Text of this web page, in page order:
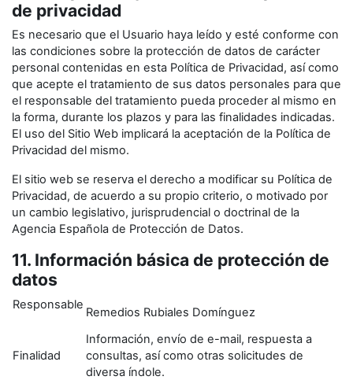
de privacidad
Es necesario que el Usuario haya leído y esté conforme con
las condiciones sobre la protección de datos de carácter
personal contenidas en esta Política de Privacidad, así como
que acepte el tratamiento de sus datos personales para que
el responsable del tratamiento pueda proceder al mismo en
la forma, durante los plazos y para las finalidades indicadas.
El uso del Sitio Web implicará la aceptación de la Política de
Privacidad del mismo.
El sitio web se reserva el derecho a modificar su Política de
Privacidad, de acuerdo a su propio criterio, o motivado por
un cambio legislativo, jurisprudencial o doctrinal de la
Agencia Española de Protección de Datos.
11. Información básica de protección de
datos
Responsable
Remedios Rubiales Domínguez
Finalidad
Información, envío de e-mail, respuesta a
consultas, así como otras solicitudes de
diversa índole.